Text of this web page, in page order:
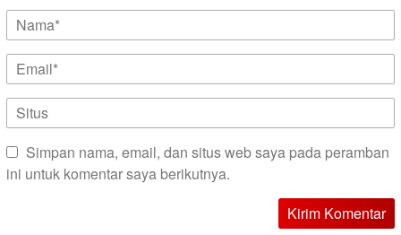
Simpan nama, email, dan situs web saya pada peramban
ini untuk komentar saya berikutnya.